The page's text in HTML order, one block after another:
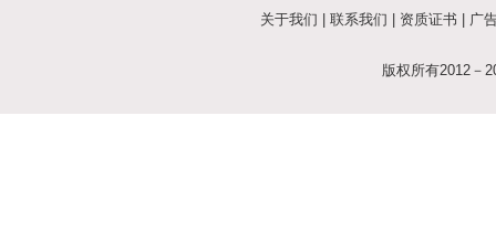
关于我们 联系我们 资质证书 广
版权所有2012－